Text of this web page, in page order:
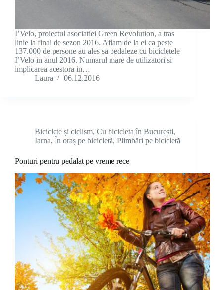
I’Velo, proiectul asociatiei Green Revolution, a tras
linie la final de sezon 2016. Aflam de la ei ca peste
137.000 de persone au ales sa pedaleze cu bicicletele
I’Velo in anul 2016. Numarul mare de utilizatori si
implicarea acestora in…
Laura
06.12.2016
Biciclete și ciclism, Cu bicicleta în București,
Iarna, În oraș pe bicicletă, Plimbări pe bicicletă
Ponturi pentru pedalat pe vreme rece